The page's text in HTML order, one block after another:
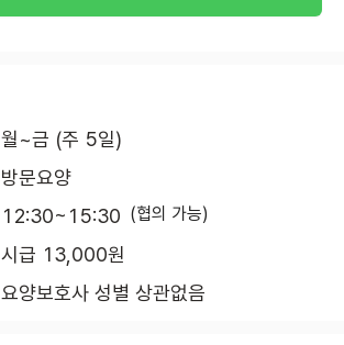
월~금 (주 5일)
방문요양
12:30~15:30 (협의 가능)
시급 13,000원
요양보호사 성별 상관없음